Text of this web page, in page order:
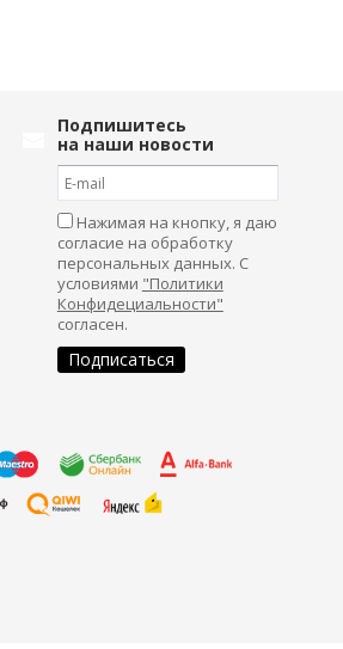
Подпишитесь
на наши новости
Нажимая на кнопку, я даю
согласие на обработку
персональных данных. С
условиями "Политики
Конфидециальности"
согласен.